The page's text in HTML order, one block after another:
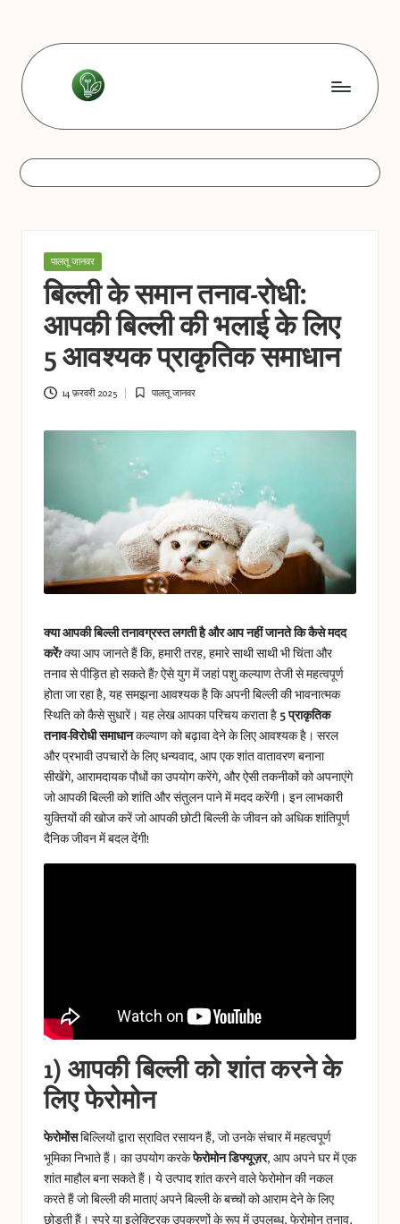
content
L
e
s
o
n
n
e
s
a
s
c
e
s
astuces
Posted
in
पालतू जानवर
बिल्ली के समान तनाव-रोधी:
आपकी बिल्ली की भलाई के लिए
5 आवश्यक प्राकृतिक समाधान
14 फ़रवरी 2025
Posted
पालतू जानवर
क्या आपकी बिल्ली तनावग्रस्त लगती है और आप नहीं जानते कि कैसे मदद
करें?क्या आप जानते हैं कि, हमारी तरह, हमारे साथी साथी भी चिंता और
तनाव से पीड़ित हो सकते हैं? ऐसे युग में जहां पशु कल्याण तेजी से महत्वपूर्ण
होता जा रहा है, यह समझना आवश्यक है कि अपनी बिल्ली की भावनात्मक
स्थिति को कैसे सुधारें। यह लेख आपका परिचय कराता है 5 प्राकृतिक
तनाव-विरोधी समाधानकल्याण को बढ़ावा देने के लिए आवश्यक है। सरल
और प्रभावी उपचारों के लिए धन्यवाद, आप एक शांत वातावरण बनाना
सीखेंगे, आरामदायक पौधों का उपयोग करेंगे, और ऐसी तकनीकों को अपनाएंगे
जो आपकी बिल्ली को शांति और संतुलन पाने में मदद करेंगी। इन लाभकारी
युक्तियों की खोज करें जो आपकी छोटी बिल्ली के जीवन को अधिक शांतिपूर्ण
दैनिक जीवन में बदल देंगी!
1) आपकी बिल्ली को शांत करने के
लिए फेरोमोन
फेरोमोंसबिल्लियों द्वारा स्रावित रसायन हैं, जो उनके संचार में महत्वपूर्ण
भूमिका निभाते हैं। का उपयोग करकेफेरोमोन डिफ्यूज़र, आप अपने घर में एक
शांत माहौल बना सकते हैं। ये उत्पाद शांत करने वाले फेरोमोन की नकल
करते हैं जो बिल्ली की माताएं अपने बिल्ली के बच्चों को आराम देने के लिए
छोड़ती हैं। स्प्रे या इलेक्ट्रिक उपकरणों के रूप में उपलब्ध, फेरोमोन तनाव,